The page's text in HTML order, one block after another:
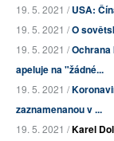
19. 5. 2021 /USA:
19. 5. 2021 /O
19. 5. 2021 /
apeluje na "žádné...
19. 5. 2021 /
zaznamenanou v ...
19. 5. 2021 /Karel